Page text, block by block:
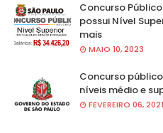
Concurso
possui Nível
mais
MAIO 10, 2023
Concurso
níveis médio e
FEVEREIRO 06, 2021